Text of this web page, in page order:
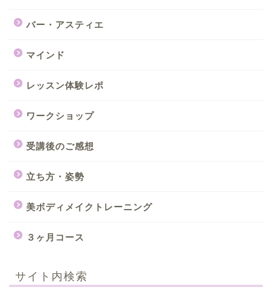
バー・アスティエ
マインド
レッスン体験レポ
ワークショップ
受講後のご感想
立ち方・姿勢
美ボディメイクトレーニング
３ヶ月コース
サイト内検索